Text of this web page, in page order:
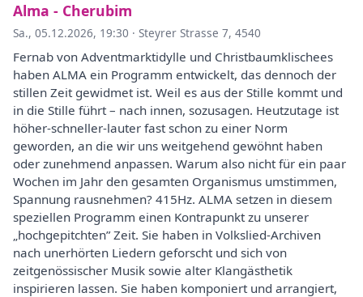
Alma - Cherubim
Sa., 05.12.2026, 19:30 · Steyrer Strasse 7, 4540
Fernab von Adventmarktidylle und Christbaumklischees
haben ALMA ein Programm entwickelt, das dennoch der
stillen Zeit gewidmet ist. Weil es aus der Stille kommt und
in die Stille führt – nach innen, sozusagen. Heutzutage ist
höher-schneller-lauter fast schon zu einer Norm
geworden, an die wir uns weitgehend gewöhnt haben
oder zunehmend anpassen. Warum also nicht für ein paar
Wochen im Jahr den gesamten Organismus umstimmen,
Spannung rausnehmen? 415Hz. ALMA setzen in diesem
speziellen Programm einen Kontrapunkt zu unserer
„hochgepitchten” Zeit. Sie haben in Volkslied-Archiven
nach unerhörten Liedern geforscht und sich von
zeitgenössischer Musik sowie alter Klangästhetik
inspirieren lassen. Sie haben komponiert und arrangiert,